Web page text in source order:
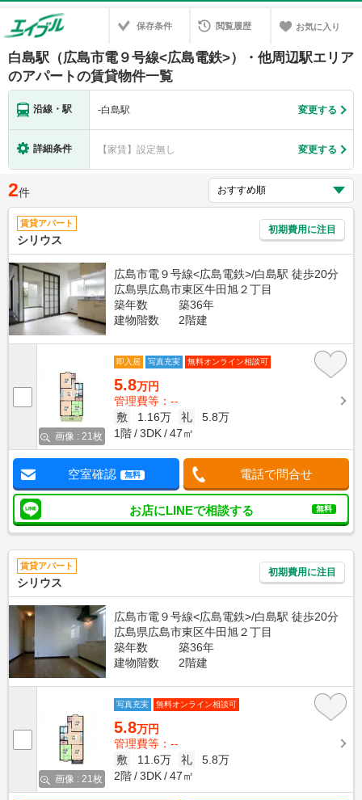
保存条件 閲覧履歴 お気に入り
白島駅（広島市電９号線<広島電鉄>）・他周辺駅エリア
のアパートの賃貸物件一覧
沿線・駅 -白島駅 変更する
詳細条件 【家賃】設定無し 変更する
2件
賃貸アパート
シリウス
初期費用に注目
広島市電９号線<広島電鉄>/白島駅 徒歩20分
広島県広島市東区牛田旭２丁目
築年数
築36年
建物階数
2階建
画像 : 21枚
即入居 写真充実 無料オンライン相談可
5.8万円
管理費等：--
敷
1.16万 礼
5.8万
1階
3DK 47㎡
空室確認 無料 電話で問合せ
お店にLINEで相談する 無料
賃貸アパート
シリウス
初期費用に注目
広島市電９号線<広島電鉄>/白島駅 徒歩20分
広島県広島市東区牛田旭２丁目
築年数
築36年
建物階数
2階建
画像 : 21枚
写真充実 無料オンライン相談可
5.8万円
管理費等：--
敷
11.6万 礼
5.8万
2階
3DK 47㎡